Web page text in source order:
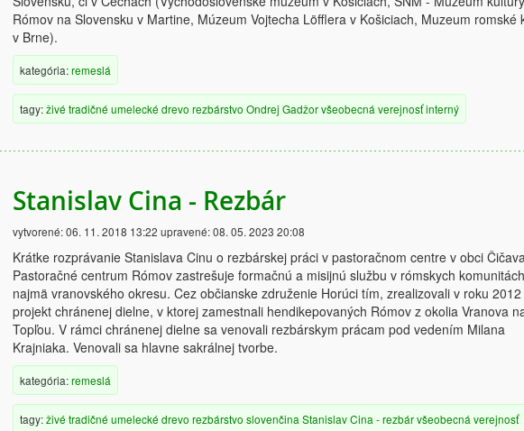
Rómov na Slovensku v Martine, Múzeum Vojtecha Löfflera v Košiciach, Muzeum romské
v Brne).
kategória:remeslá
tagy:živé tradičné umelecké drevo rezbárstvo Ondrej Gadžorvšeobecná verejnosťinterný
Stanislav Cina - Rezbár
vytvorené:06. 11. 2018 13:22 upravené:08. 05. 2023 20:08
Krátke rozprávanie Stanislava Cinu o rezbárskej práci v pastoračnom centre v obci
Pastoračné centrum Rómov zastrešuje formačnú a misijnú službu v rómskych komunitách
najmä vranovského okresu. Cez občianske združenie Horúci tím, zrealizovali v roku 2012
projekt chránenej dielne, v ktorej zamestnali hendikepovaných Rómov z okolia Vranova
Topľou. V rámci chránenej dielne sa venovali rezbárskym prácam pod vedením Milana
Krajniaka. Venovali sa hlavne sakrálnej tvorbe.
kategória:remeslá
tagy:živé tradičné umelecké drevo rezbárstvo slovenčina Stanislav Cina - rezbárvšeobecná verejnosť